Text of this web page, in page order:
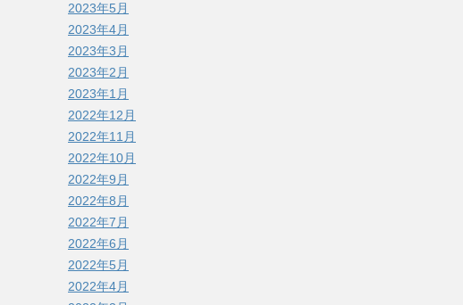
2023年5月
2023年4月
2023年3月
2023年2月
2023年1月
2022年12月
2022年11月
2022年10月
2022年9月
2022年8月
2022年7月
2022年6月
2022年5月
2022年4月